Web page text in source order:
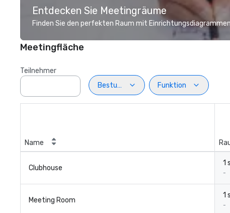
Entdecken Sie Meetingräume
Finden Sie den perfekten Raum mit
Meetingfläche
Teilnehmer
Bestuhlung
Funktion
Name
Clubhouse
1
-
Meeting Room
1
-